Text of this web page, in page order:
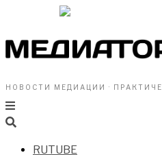
НОВОСТИ МЕДИАЦИИ ·
RUTUBE